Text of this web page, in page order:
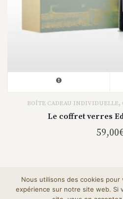
BOÎTE CADEAU INDIVIDUELLE,
Le coffret verres
59,00
Nous utilisons des cookies pour
expérience sur notre site web. Si